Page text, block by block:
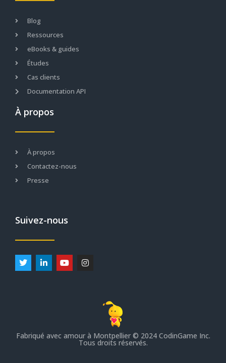
Blog
Ressources
eBooks & guides
Études
Cas clients
Documentation API
À propos
À propos
Contactez-nous
Presse
Suivez-nous
Fabriqué avec amour à Montpellier © 2024 CodinGame Inc.
Tous droits réservés.